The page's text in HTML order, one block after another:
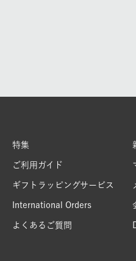
特集
ご利用ガイド
ギフトラッピングサービス
International Orders
よくあるご質問